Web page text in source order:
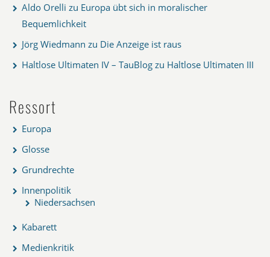
Aldo Orelli zu Europa übt sich in moralischer
Bequemlichkeit
Jörg Wiedmann zu Die Anzeige ist raus
Haltlose Ultimaten IV – TauBlog zu Haltlose Ultimaten III
Ressort
Europa
Glosse
Grundrechte
Innenpolitik
Niedersachsen
Kabarett
Medienkritik